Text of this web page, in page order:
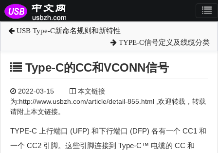
USB Type-C新命名规则和新特性
TYPE-C信号定义及线缆分类
Type-C的CC和VCONN信号
2022-03-15
本文链接
为:http://www.usbzh.com/article/detail-855.html ,欢迎转载，转载
请附上本文链接。
TYPE-C 上行端口 (UFP) 和下行端口 (DFP) 各有一个 CC1 和
一个 CC2 引脚。这些引脚连接到 Type-C™ 电缆的 CC 和